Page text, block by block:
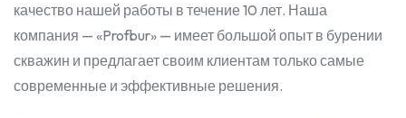
качество нашей работы в течение 10 лет. Наша
компания — «Profbur» — имеет большой опыт в бурении
скважин и предлагает своим клиентам только самые
современные и эффективные решения.